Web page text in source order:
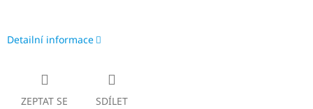
Detailní informace
ZEPTAT SE SDÍLET